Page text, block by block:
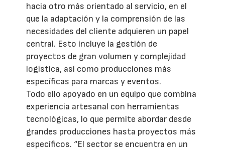
hacia otro más orientado al servicio, en el
que la adaptación y la comprensión de las
necesidades del cliente adquieren un papel
central. Esto incluye la gestión de
proyectos de gran volumen y complejidad
logística, así como producciones más
específicas para marcas y eventos.
Todo ello apoyado en un equipo que combina
experiencia artesanal con herramientas
tecnológicas, lo que permite abordar desde
grandes producciones hasta proyectos más
específicos. “El sector se encuentra en un